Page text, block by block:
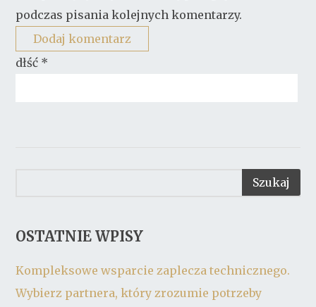
podczas pisania kolejnych komentarzy.
dłść *
OSTATNIE WPISY
Kompleksowe wsparcie zaplecza technicznego.
Wybierz partnera, który zrozumie potrzeby